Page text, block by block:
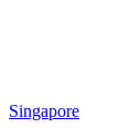
Singapore